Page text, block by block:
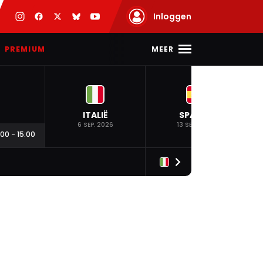
Inloggen
PREMIUM MEER
- 15:00
ITALIË
6 SEP. 2026
SPANJE
13 SEP. 2026